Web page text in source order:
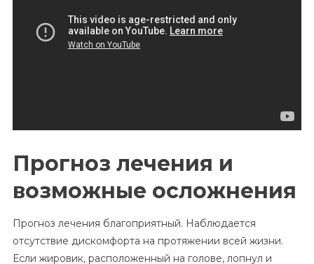
Прогноз лечения и
возможные осложнения
Прогноз лечения благоприятный. Наблюдается
отсутствие дискомфорта на протяжении всей жизни.
Если жировик, расположенный на голове, лопнул и